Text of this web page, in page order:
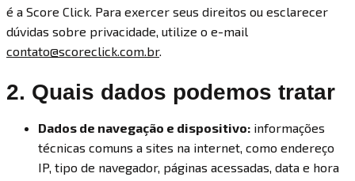
é a Score Click. Para exercer seus direitos ou esclarecer
dúvidas sobre privacidade, utilize o e-mail
contato@scoreclick.com.br.
2. Quais dados podemos tratar
Dados de navegação e dispositivo: informações
técnicas comuns a sites na internet, como endereço
IP, tipo de navegador, páginas acessadas, data e hora